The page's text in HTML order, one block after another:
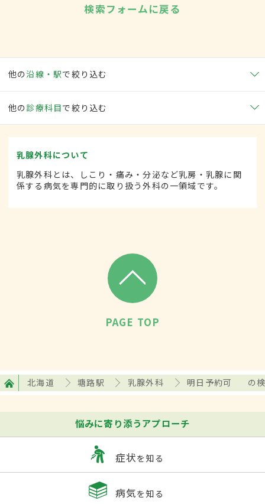
検索フォームに戻る
他の沿線・駅で絞り込む
他の 診療科目で絞り込む
乳腺外科について
乳腺外科とは、しこり・痛み・分泌など乳房・乳腺に関
係する病気を専門的に取り扱う外科の一領域です。
PAGE TOP
北海道 塘路駅 乳腺外科 明日予約可 の
悩みに寄り添うアプローチ
症状を知る
病気を知る